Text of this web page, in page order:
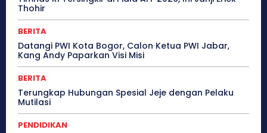
Thohir
BERITA
Datangi PWI Kota Bogor, Calon Ketua PWI Jabar,
Kang Andy Paparkan Visi Misi
BERITA
Terungkap Hubungan Spesial Jeje dengan Pelaku
Mutilasi
PENDIDIKAN